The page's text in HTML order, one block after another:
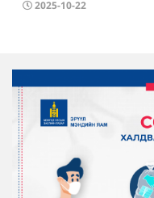
2025-10-22